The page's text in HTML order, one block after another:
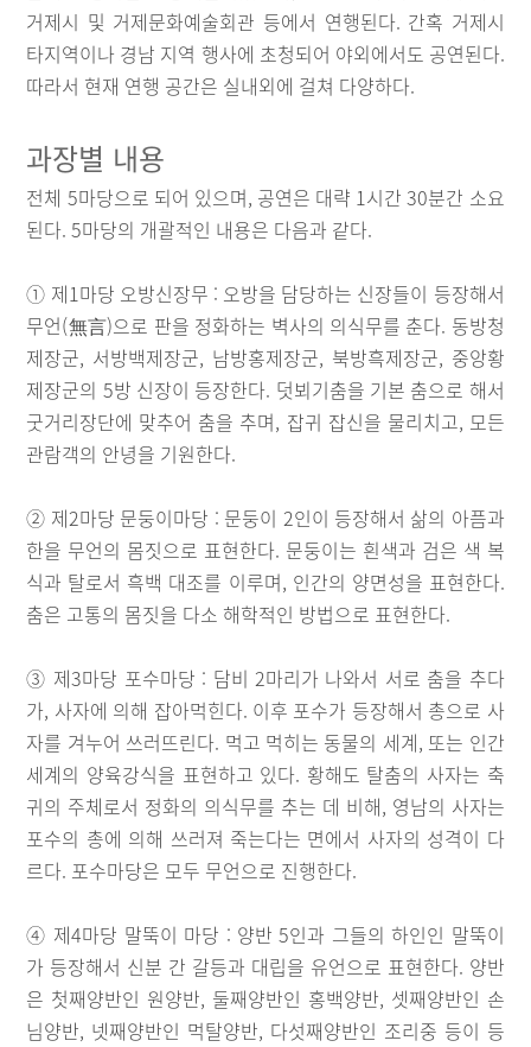
거제시 및 거제문화예술회관 등에서 연행된다. 간혹 거제시
타지역이나 경남 지역 행사에 초청되어 야외에서도 공연된다.
따라서 현재 연행 공간은 실내외에 걸쳐 다양하다.
과장별 내용
전체 5마당으로 되어 있으며, 공연은 대략 1시간 30분간 소요
된다. 5마당의 개괄적인 내용은 다음과 같다.
① 제1마당 오방신장무 : 오방을 담당하는 신장들이 등장해서
무언(無言)으로 판을 정화하는 벽사의 의식무를 춘다. 동방청
제장군, 서방백제장군, 남방홍제장군, 북방흑제장군, 중앙황
제장군의 5방 신장이 등장한다. 덧뵈기춤을 기본 춤으로 해서
굿거리장단에 맞추어 춤을 추며, 잡귀 잡신을 물리치고, 모든
관람객의 안녕을 기원한다.
② 제2마당 문둥이마당 : 문둥이 2인이 등장해서 삶의 아픔과
한을 무언의 몸짓으로 표현한다. 문둥이는 흰색과 검은 색 복
식과 탈로서 흑백 대조를 이루며, 인간의 양면성을 표현한다.
춤은 고통의 몸짓을 다소 해학적인 방법으로 표현한다.
③ 제3마당 포수마당 : 담비 2마리가 나와서 서로 춤을 추다
가, 사자에 의해 잡아먹힌다. 이후 포수가 등장해서 총으로 사
자를 겨누어 쓰러뜨린다. 먹고 먹히는 동물의 세계, 또는 인간
세계의 양육강식을 표현하고 있다. 황해도 탈춤의 사자는 축
귀의 주체로서 정화의 의식무를 추는 데 비해, 영남의 사자는
포수의 총에 의해 쓰러져 죽는다는 면에서 사자의 성격이 다
르다. 포수마당은 모두 무언으로 진행한다.
④ 제4마당 말뚝이 마당 : 양반 5인과 그들의 하인인 말뚝이
가 등장해서 신분 간 갈등과 대립을 유언으로 표현한다. 양반
은 첫째양반인 원양반, 둘째양반인 홍백양반, 셋째양반인 손
님양반, 넷째양반인 먹탈양반, 다섯째양반인 조리중 등이 등